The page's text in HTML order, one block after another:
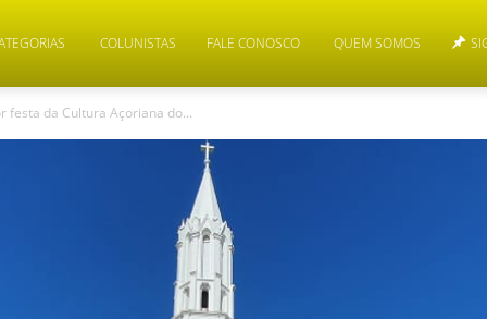
COLUNISTAS FALE CONOSCO QUEM SOMOS
festa da Cultura Açoriana do...